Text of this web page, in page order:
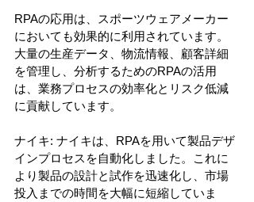
RPAの応用は、スポーツウェアメーカー
においても効果的に利用されています。
大量の生産データ、物流情報、顧客詳細
を管理し、分析するためのRPAの活用
は、業務プロセスの効率化とリスク低減
に貢献しています。
ナイキ: ナイキは、RPAを用いて製品デザ
インプロセスを自動化しました。これに
より製品の設計と試作を迅速化し、市場
投入までの時間を大幅に短縮していま